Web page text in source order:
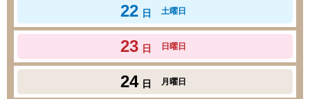
22 日 土曜日
23 日 日曜日
24 日 月曜日